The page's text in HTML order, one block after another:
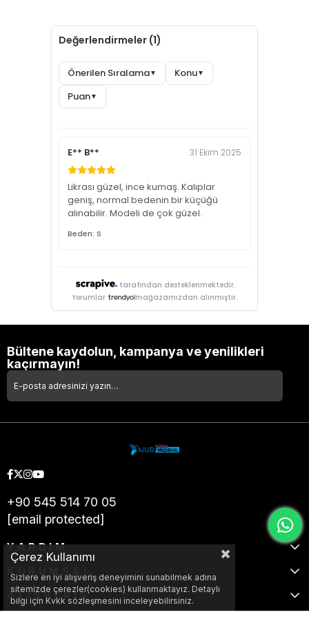
Değerlendirmeler (1)
Önerilen Sıralama▼ Konu▼
Puan▼
E** B** 31 Ekim 2025
Likrası güzel, ince kumaş. Kalıplar
geniş, normal bedenin bir küçüğü
alınabilir. Modeli de çok güzel.
Beden: S
tarafından desteklenmektedir.
Yorumlar
mağazamızdan alınmıştır.
Bültene kaydolun, kampanya ve yenilikleri
kaçırmayın!
+90 545 514 70 05
[email protected]
YARDIM
ALIŞVERİŞ
Çerez Kullanımı
Sizlere en iyi alışveriş deneyimini sunabilmek adına
sitemizde çerezler(cookies) kullanmaktayız. Detaylı
bilgi için Kvkk sözleşmesini inceleyebilirsiniz.